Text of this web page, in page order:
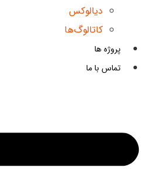
دیالوکس
کاتالوگ‌ها
پروژه ها
تماس با ما